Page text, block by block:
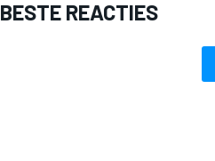
BESTE REACTIES